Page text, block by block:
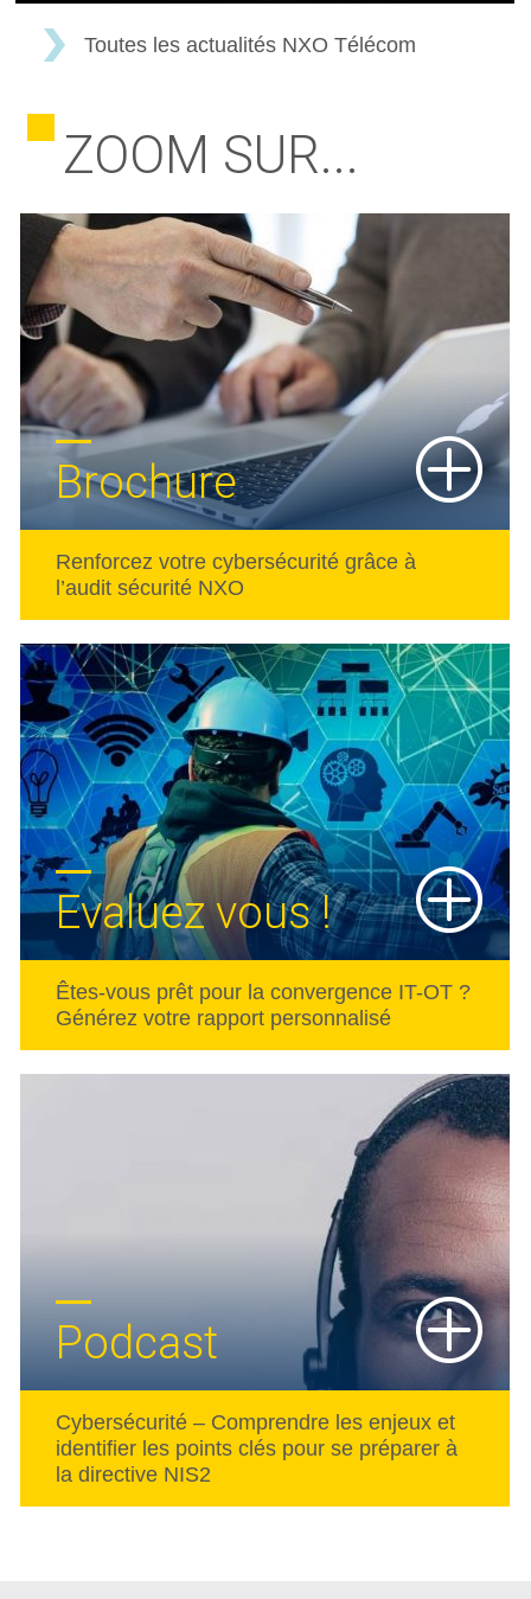
Toutes les actualités NXO Télécom
ZOOM SUR...
Brochure
Renforcez votre cybersécurité grâce à
l’audit sécurité NXO
Evaluez vous !
Êtes-vous prêt pour la convergence IT-OT ?
Générez votre rapport personnalisé
Podcast
Cybersécurité – Comprendre les enjeux et
identifier les points clés pour se préparer à
la directive NIS2